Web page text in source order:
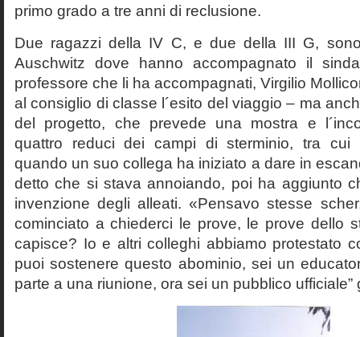
primo grado a tre anni di reclusione.
Due ragazzi della IV C, e due della III G,
Auschwitz dove hanno accompagnato il
professore che li ha accompagnati, Virgilio
al consiglio di classe l´esito del viaggio – ma
del progetto, che prevede una mostra e
quattro reduci dei campi di sterminio, tra cui
quando un suo collega ha iniziato a dare in
detto che si stava annoiando, poi ha aggiunto
invenzione degli alleati. «Pensavo stesse
cominciato a chiederci le prove, le prove dello
capisce? Io e altri colleghi abbiamo protestato
puoi sostenere questo abominio, sei un
parte a una riunione, ora sei un pubblico ufficiale”